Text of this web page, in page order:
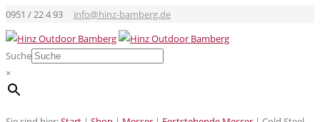
0951 / 22 4 93 info@hinz-bamberg.de
Suche
×